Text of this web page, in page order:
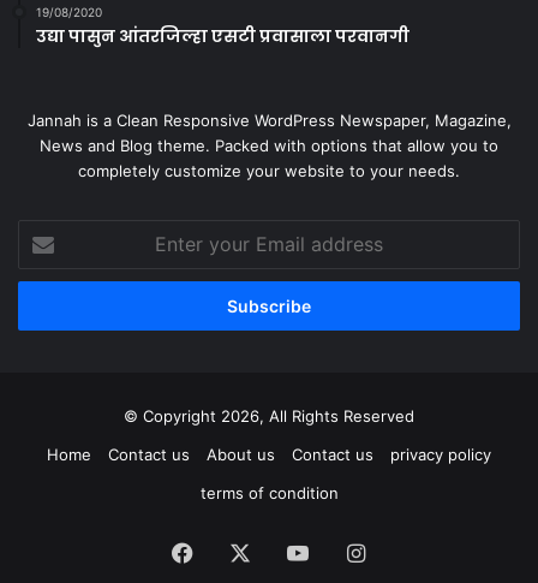
19/08/2020
उद्या पासुन आंतरजिल्हा एसटी प्रवासाला परवानगी
Jannah is a Clean Responsive WordPress Newspaper, Magazine,
News and Blog theme. Packed with options that allow you to
completely customize your website to your needs.
your
Email
© Copyright 2026, All Rights Reserved
Home
Contact us About us Contact us
privacy policy
terms of condition
Facebook YouTubeInstagram